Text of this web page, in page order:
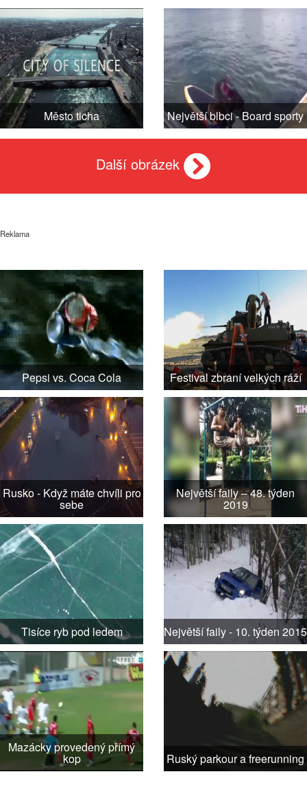
Město ticha Největší blbci - Board sporty
Další obrázek
Reklama
Pepsi vs. Coca Cola Festival zbraní velkých ráží
Rusko - Když máte chvíli pro
sebe
Největší faily – 48. týden
2019
Tisíce ryb pod ledem Největší faily - 10. týden 2015
Mazácky provedený přímý
kop Ruský parkour a freerunning